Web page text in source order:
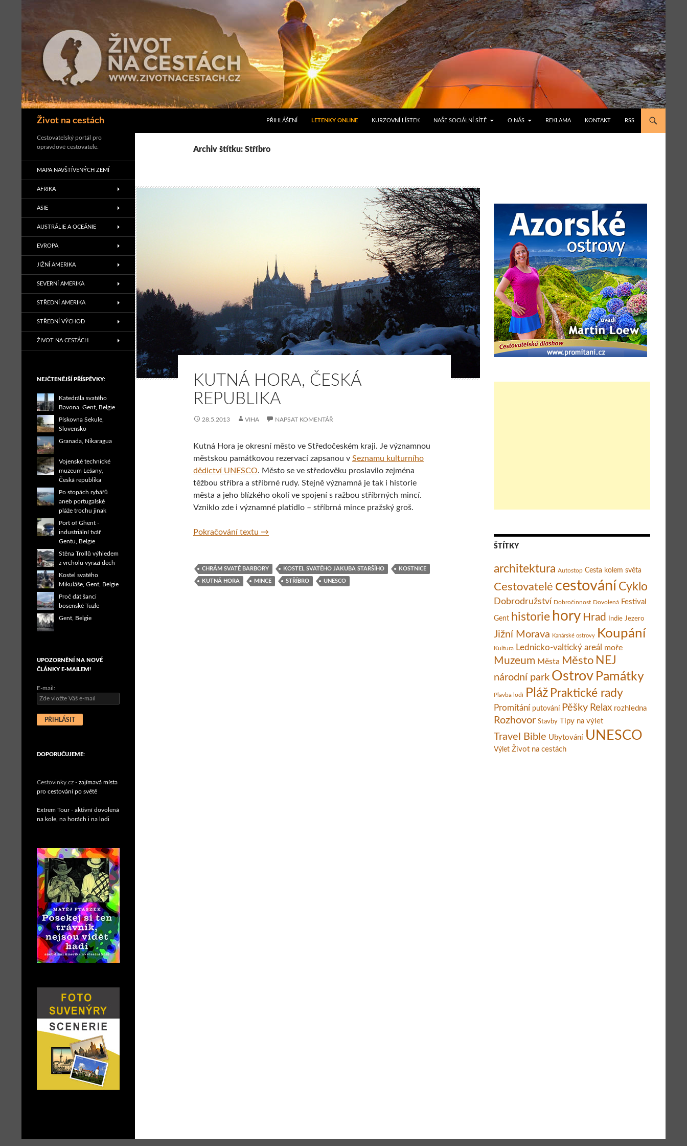
Život na cestách
Hledat
PŘIHLÁŠENÍ LETENKY ONLINE KURZOVNÍ LÍSTEK NAŠE SOCIÁLNÍ SÍTĚ O NÁS REKLAMA KONTAKT RSS
Archiv štítku: Stříbro
KUTNÁ HORA, ČESKÁ
REPUBLIKA
28.5.2013 VIHA NAPSAT KOMENTÁŘ
Kutná Hora je okresní město ve Středočeském kraji. Je významnou
městskou památkovou rezervací zapsanou v Seznamu kulturního
dědictví UNESCO. Město se ve středověku proslavilo zejména
těžbou stříbra a stříbrné rudy. Stejně významná je tak i historie
města a jeho blízkého okolí ve spojení s ražbou stříbrných mincí.
Vzniklo zde i významné platidlo – stříbrná mince pražský groš.
Pokračování textu Kutná Hora, Česká republika
→
CHRÁM SVATÉ BARBORY KOSTEL SVATÉHO JAKUBA STARŠÍHO KOSTNICE
KUTNÁ HORA MINCE STŘÍBRO UNESCO
ŠTÍTKY
architektura Autostop Cesta kolem světa
Cestovatelé cestování Cyklo
Dobrodružství Dobročinnost Dovolená Festival
Gent historie hory Hrad Indie Jezero
Jižní Morava Kanárské ostrovy Koupání
Kultura Lednicko-valtický areál moře
Muzeum Města Město NEJ
národní park Ostrov Památky
Plavba lodí Pláž Praktické rady
Promítání putování Pěšky Relax rozhledna
Rozhovor Stavby Tipy na výlet
Travel Bible Ubytování UNESCO
Výlet Život na cestách
Cestovatelský portál pro
opravdové cestovatele.
MAPA NAVŠTÍVENÝCH ZEMÍ
AFRIKA
ASIE
AUSTRÁLIE A OCEÁNIE
EVROPA
JIŽNÍ AMERIKA
SEVERNÍ AMERIKA
STŘEDNÍ AMERIKA
STŘEDNÍ VÝCHOD
ŽIVOT NA CESTÁCH
NEJČTENĚJŠÍ PŘÍSPĚVKY:
Katedrála svatého
Bavona, Gent, Belgie
Pískovna Sekule,
Slovensko
Granada, Nikaragua
Vojenské technické
muzeum Lešany,
Česká republika
Po stopách rybářů
aneb portugalské
pláže trochu jinak
Port of Ghent -
industriální tvář
Gentu, Belgie
Stěna Trollů výhledem
z vrcholu vyrazí dech
Kostel svatého
Mikuláše, Gent, Belgie
Proč dát šanci
bosenské Tuzle
Gent, Belgie
UPOZORNĚNÍ NA NOVÉ
ČLÁNKY E-MAILEM!
E-mail:
DOPORUČUJEME:
Cestovinky.cz - zajímavá místa
pro cestování po světě
Extrem Tour - aktivní dovolená
na kole, na horách i na lodi